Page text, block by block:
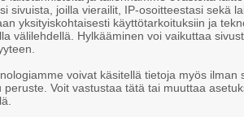
upeita kokemuksia, tämä päivä oli yhden
kappaleen loppuun lisätä omat kainonrehdit
Liettuassa soitimme Fenix-nimisessä
Keikan järjestäjä saapui paikalle noin puoli tuntia
varsin nopeasti mielihyvän äännähdysten
Liettuassa, olivat koripallo ja siihen liittyvät
kansanliike, joka ajaa asianaan sitä, että
sivuista, joilla vierailit, IP-osoitteestasi sekä
yksityiskohtaisesti käyttötarkoituksiin ja
välilehdellä. Hylkääminen voi vaikuttaa
voivat käsitellä tietoja myös ilman
peruste. Voit vastustaa tätä tai muuttaa